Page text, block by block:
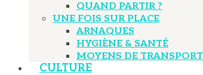
QUAND PARTIR ?
UNE FOIS SUR PLACE
ARNAQUES
HYGIÈNE & SANTÉ
MOYENS DE TRANSPORT
CULTURE